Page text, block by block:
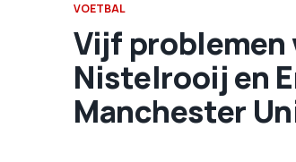
VOETBAL
Vijf problemen
Nistelrooij en
Manchester